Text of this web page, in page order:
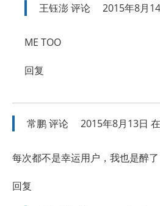
王钰澎评论 2015年8月
ME TOO
回复
常鹏评论 2015年8月13日
每次都不是幸运用户，我也是醉了
回复